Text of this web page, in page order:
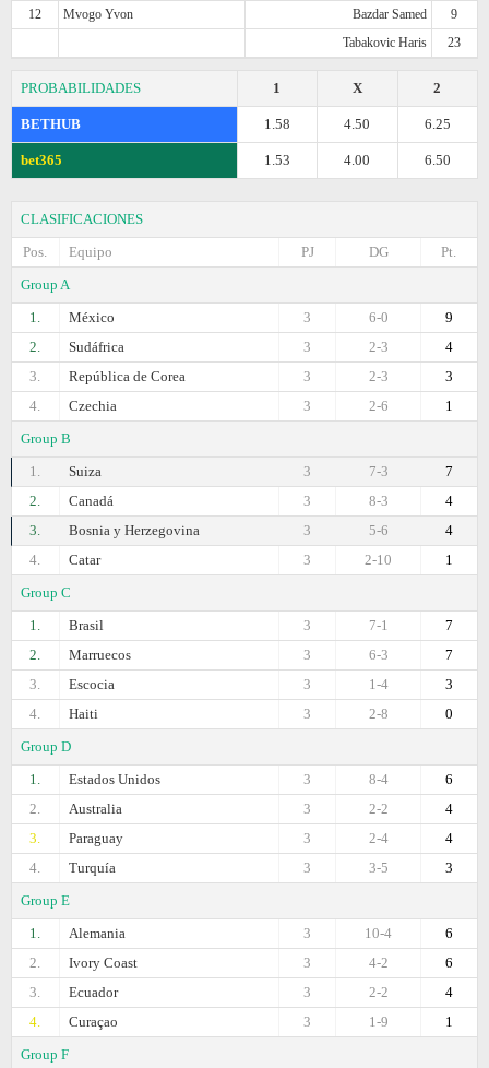
12 Mvogo Yvon Bazdar Samed
9
Tabakovic Haris
23
PROBABILIDADES 2
X
1
BETHUB 6.25
4.50
1.58
bet365 6.50
4.00
1.53
CLASIFICACIONES
Pos.
Equipo Pt.
DG
PJ
Group A
1.
México 9
6-0
3
2.
Sudáfrica 4
2-3
3
3.
República de Corea 3
2-3
3
4.
Czechia 1
2-6
3
Group B
1.
Suiza 7
7-3
3
2.
Canadá 4
8-3
3
3.
Bosnia y Herzegovina 4
5-6
3
4.
Catar 1
2-10
3
Group C
1.
Brasil 7
7-1
3
2.
Marruecos 7
6-3
3
3.
Escocia 3
1-4
3
4.
Haiti 0
2-8
3
Group D
1.
Estados Unidos 6
8-4
3
2.
Australia 4
2-2
3
3.
Paraguay 4
2-4
3
4.
Turquía 3
3-5
3
Group E
1.
Alemania 6
10-4
3
2.
Ivory Coast 6
4-2
3
3.
Ecuador 4
2-2
3
4.
Curaçao 1
1-9
3
Group F